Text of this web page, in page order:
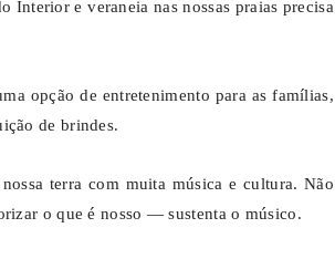
e veraneia nas nossas praias precisa
opção de entretenimento para as famílias,
de brindes.
terra com muita música e cultura. Não
o que é nosso — sustenta o músico.